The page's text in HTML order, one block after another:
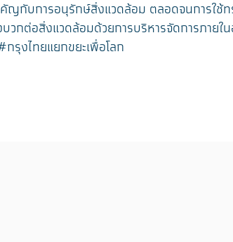
คัญกับการอนุรักษ์สิ่งแวดล้อม ตลอดจนการใ
กต่อสิ่งแวดล้อมด้วยการบริหารจัดการภาย
งไทยแยกขยะเพื่อโลก